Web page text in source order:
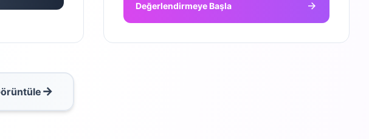
Değerlendirmeye Başla